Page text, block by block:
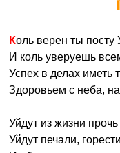
Коль верен ты
И коль уверуешь
Успех в делах иметь
Здоровьем с неба,
Уйдут из жизни
Уйдут печали,